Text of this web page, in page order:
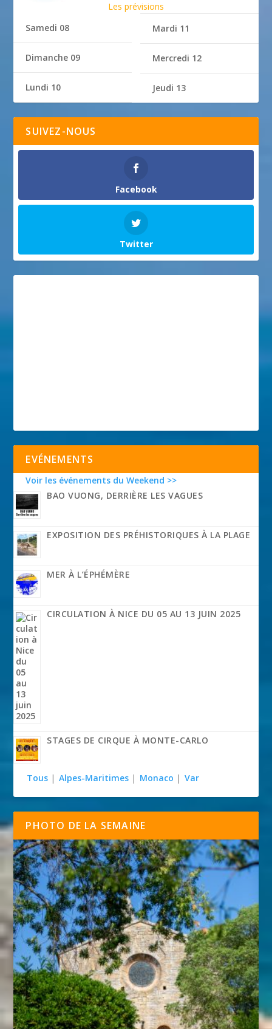
Les prévisions
Samedi 08
Dimanche 09
Lundi 10
Mardi 11
Mercredi 12
Jeudi 13
SUIVEZ-NOUS
Facebook
Twitter
EVÉNEMENTS
Voir les événements du Weekend >>
BAO VUONG, DERRIÈRE LES VAGUES
EXPOSITION DES PRÉHISTORIQUES À LA PLAGE
MER À L’ÉPHÉMÈRE
CIRCULATION À NICE DU 05 AU 13 JUIN 2025
STAGES DE CIRQUE À MONTE-CARLO
Tous | Alpes-Maritimes | Monaco | Var
PHOTO DE LA SEMAINE